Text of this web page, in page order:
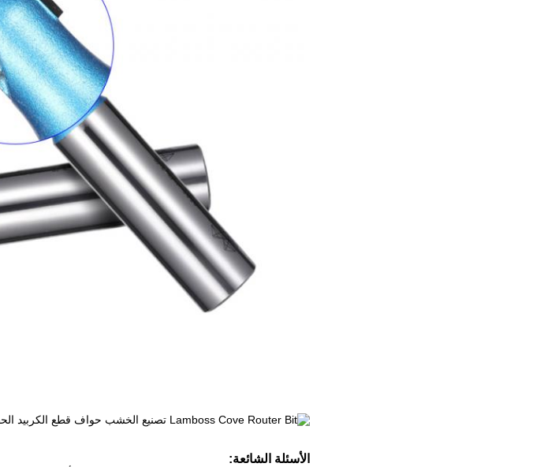
الأسئلة الشائعة: